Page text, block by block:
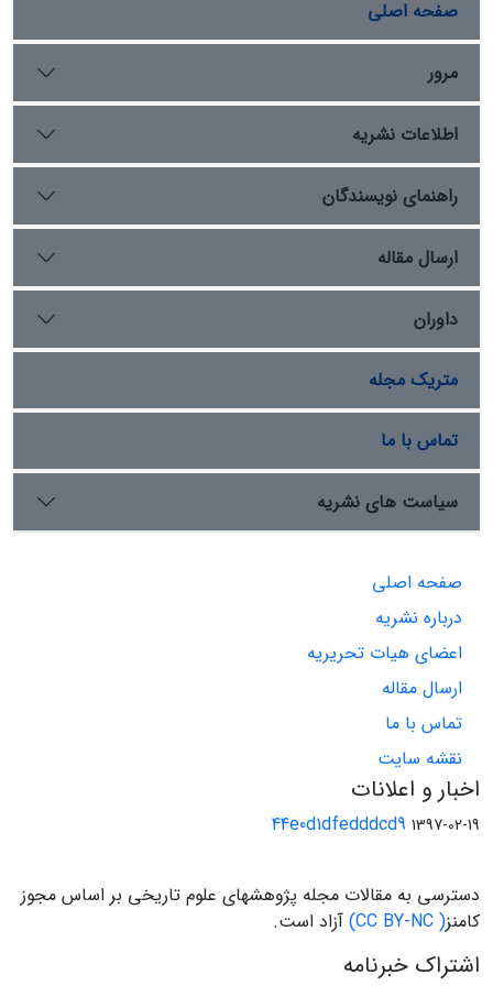
اداری، اصولی نظیر عدالت توزیعی، اقتصاد سیاسی میانه‌رو و
مسئولیت مالی حکومت را از دل تجربه‌های تاریخی استخراج
کرده و تاریخ را از سطح روایت رویدادها به سطح «آزمایشگاه
اخلاق سیاسی» ارتقا می‌دهد. در این چارچوب، نقش مورّخ از
گزارشگر وقایع به تحلیل‌گر هنجاری تغییر می‌یابد و سیاست
به‌مثابه هنر تدبیر خیر عمومی بازتعریف می‌شود. یافته‌ها
همچنین نشان می‌دهند که در اندیشه‌ مسکویه، تجربه‌
تاریخی از طریق داوری عقلانی به قاعده‌ای هنجاری و قابل
تعمیم بدل می‌گردد و بدین‌سان پیوندی ساختاری میان اخلاق،
تاریخ و سیاست برقرار می‌شود. نوآوری پژوهش در تبیین
سازوکار تبدیل تجربه‌ سیاسی به قاعده‌ مدنی و ارائه‌ی
چارچوبی برای ترجمه‌ی فضیلت‌های اخلاقی به قواعد حکمرانی
نهفته است
صفحه اصلی
مرور
اطلاعات نشریه
راهنمای نویسندگان
ارسال مقاله
داوران
متریک مجله
تماس با ما
سیاست های نشریه
صفحه اصلی
درباره نشریه
اعضای هیات تحریریه
ارسال مقاله
تماس با ما
نقشه سایت
اخبار و اعلانات
44e0d1dfedddcd9 1397-02-19
دسترسی به مقالات مجله پژوهشهای علوم تاریخی بر اساس مجوز
کامنز( CC BY-NC) آزاد است.
اشتراک خبرنامه